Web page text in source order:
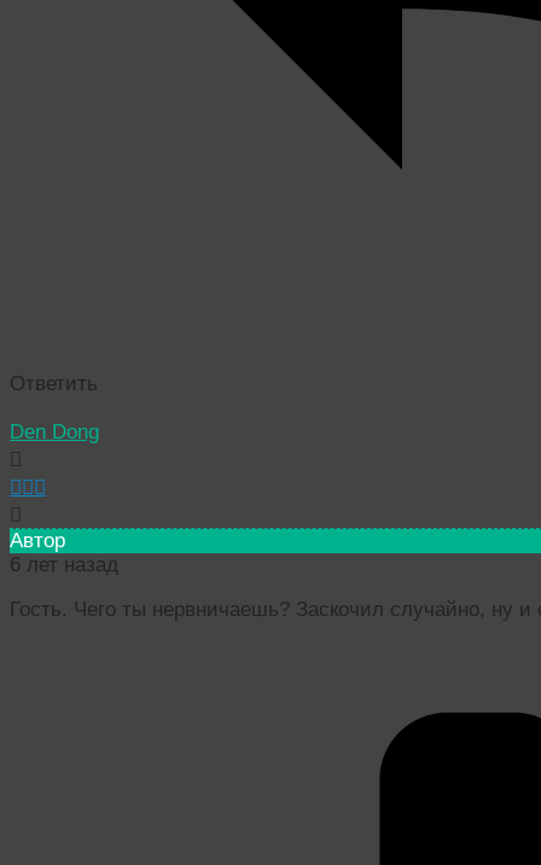
Ответить
Den Dong
Автор
6 лет назад
Гость. Чего ты нервничаешь? Заскочил случайно, ну и